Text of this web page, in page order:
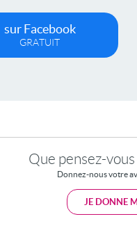
sur Facebook
GRATUIT
Que pensez-
Donnez-nous votre
JE DONNE